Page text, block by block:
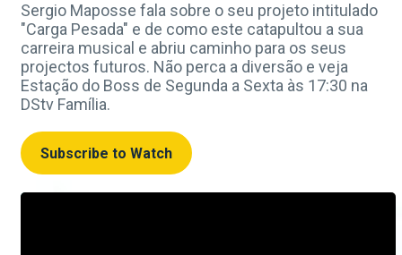
Sergio Maposse fala sobre o seu projeto intitulado
"Carga Pesada" e de como este catapultou a sua
carreira musical e abriu caminho para os seus
projectos futuros. Não perca a diversão e veja
Estação do Boss de Segunda a Sexta às 17:30 na
DStv Família.
Subscribe to Watch